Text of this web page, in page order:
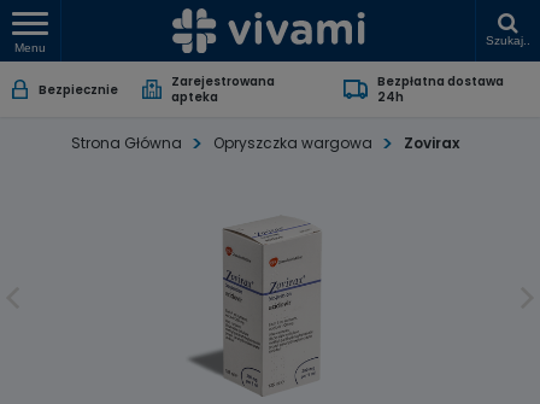
Menu
Szukaj..
Bezpiecznie
Zarejestrowana
apteka
Bezpłatna dostawa
24h
Strona Główna Opryszczka wargowa Zovirax